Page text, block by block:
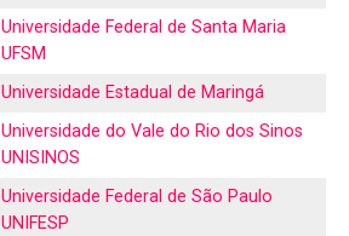
Universidade Federal de Santa Maria
UFSM
Universidade Estadual de Maringá
Universidade do Vale do Rio dos Sinos
UNISINOS
Universidade Federal de São Paulo
UNIFESP